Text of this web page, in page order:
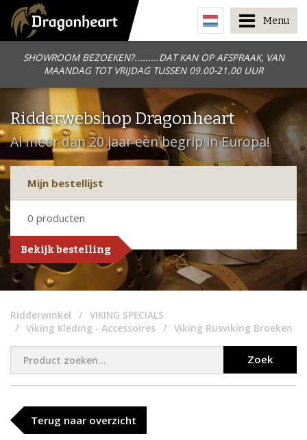
SHOWROOM BEZOEKEN?.........DAT KAN OP AFSPRAAK, VAN
MAANDAG TOT VRIJDAG TUSSEN 09.00-21.00 UUR
Menu
Ridderwebshop Dragonheart
Al meer dan 20 jaar een begrip in Europa!
Mijn bestellijst
0 producten
Bekijk bestelling
Ridderwinkel
VIKING SPECIALS
Viking Kleding - Accessoires
Viking Rusviking Broeken
Zoek
Terug naar overzicht